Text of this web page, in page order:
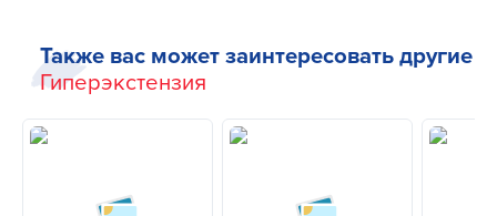
Также вас может заинтересовать другие
Гиперэкстензия